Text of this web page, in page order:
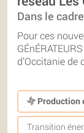
Dans le
Pour ces
d’Occitanie
Production
Transition